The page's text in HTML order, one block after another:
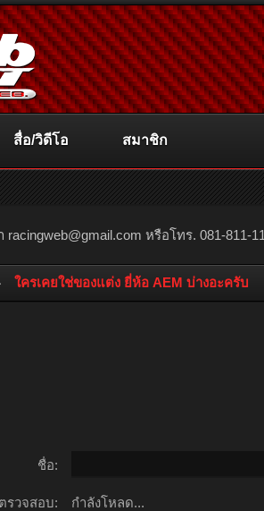
racingweb@gmail.com หรือโทร. 081-811-
ใครเคยใช่ของแต่ง ยี่ห้อ AEM บ่างอะครับ
ชื่อ:
รวจสอบ: กำลังโหลด...
สื่อ/วิดีโอ สมาชิก